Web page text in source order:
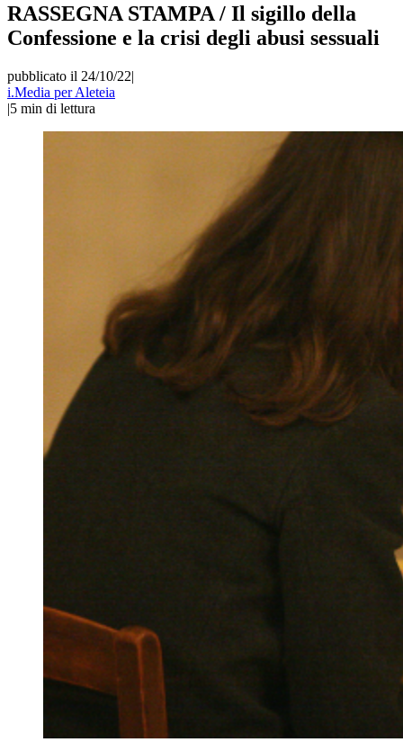
RASSEGNA STAMPA / Il sigillo della
Confessione e la crisi degli abusi sessuali
pubblicato il 24/10/22|
i.Media per Aleteia
|5 min di lettura